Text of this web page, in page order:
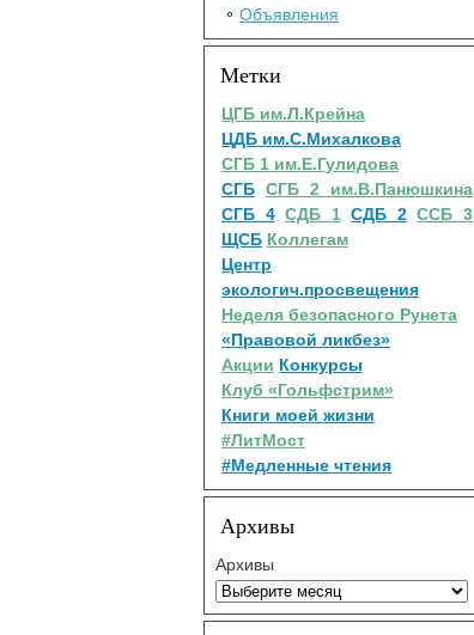
Объявления
Метки
ЦГБ им.Л.Крейна
ЦДБ им.С.Михалкова
СГБ 1 им.Е.Гулидова
СГБ СГБ 2 им.В.Панюшкина
СГБ 4 СДБ 1 СДБ 2 ССБ 3
ЩСБ Коллегам
Центр
экологич.просвещения
Неделя безопасного Рунета
«Правовой ликбез»
Акции Конкурсы
Клуб «Гольфстрим»
Книги моей жизни
#ЛитМост
#Медленные чтения
Архивы
Архивы